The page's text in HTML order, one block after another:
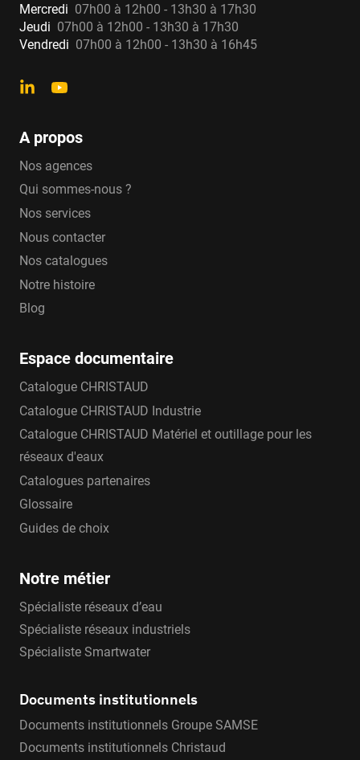
Mercredi 07h00 à 12h00 - 13h30 à 17h30
Jeudi 07h00 à 12h00 - 13h30 à 17h30
Vendredi 07h00 à 12h00 - 13h30 à 16h45
A propos
Nos agences
Qui sommes-nous ?
Nos services
Nous contacter
Nos catalogues
Notre histoire
Blog
Espace documentaire
Catalogue CHRISTAUD
Catalogue CHRISTAUD Industrie
Catalogue CHRISTAUD Matériel et outillage pour les
réseaux d'eaux
Catalogues partenaires
Glossaire
Guides de choix
Notre métier
Spécialiste réseaux d’eau
Spécialiste réseaux industriels
Spécialiste Smartwater
Documents institutionnels
Documents institutionnels Groupe SAMSE
Documents institutionnels Christaud